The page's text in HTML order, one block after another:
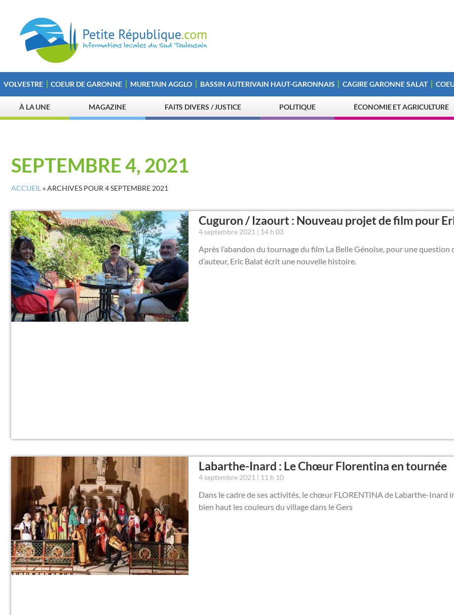
VOLVESTRE COEUR DE GARONNE MURETAIN AGGLO BASSIN AUTERIVAIN HAUT-GARONNAIS CAGIRE GARONNE SALAT
À LA UNE MAGAZINE FAITS DIVERS / JUSTICE POLITIQUE ÉCONOMIE ET AGRICULTURE
SEPTEMBRE 4, 2021
ACCUEIL »ARCHIVES POUR 4 SEPTEMBRE 2021
Cuguron / Izaourt : Nouveau projet de film pour
4 septembre 2021 14 h 03
Après l’abandon du tournage du film La Belle Génoise, pour une question
d’auteur, Eric Balat écrit une nouvelle histoire.
Labarthe-Inard : Le Chœur Florentina en tournée
4 septembre 2021 11 h 10
Dans le cadre de ses activités, le chœur FLORENTINA de Labarthe-Inard
bien haut les couleurs du village dans le Gers